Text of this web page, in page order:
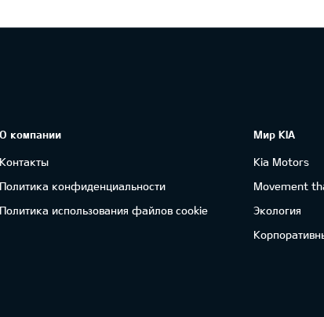
О компании
Контакты
Политика конфиденциальности
Политика использования файлов cookie
Мир KIA
Kia Motors
Movement
Экология